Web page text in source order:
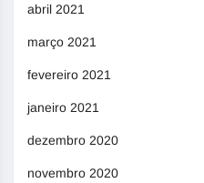
abril 2021
março 2021
fevereiro 2021
janeiro 2021
dezembro 2020
novembro 2020